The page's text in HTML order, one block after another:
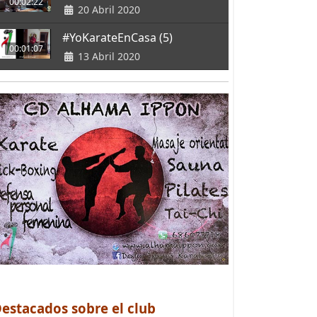
20 Abril 2020
00:01:07
#YoKarateEnCasa (5)
13 Abril 2020
sobre el club